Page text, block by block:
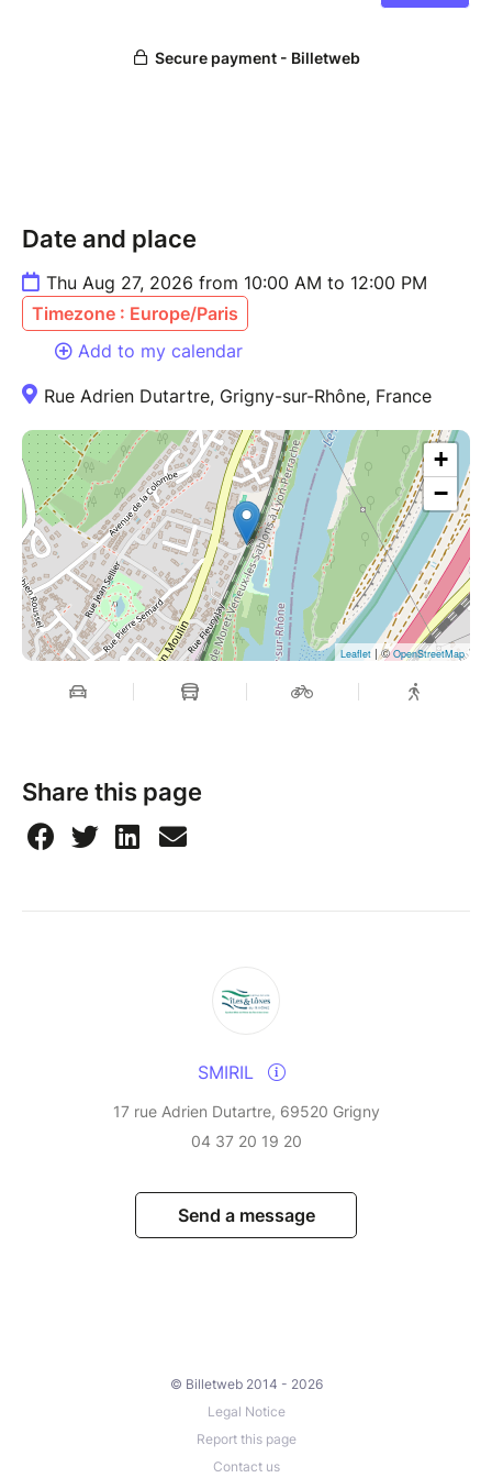
Date and place
Thu Aug 27, 2026 from 10:00 AM to 12:00 PM
Timezone : Europe/Paris
Add to my calendar
Rue Adrien Dutartre, Grigny-sur-Rhône, France
+
−
Leaflet | ©OpenStreetMap
Share this page
SMIRIL
17 rue Adrien Dutartre, 69520 Grigny
04 37 20 19 20
Send a message
© Billetweb 2014 - 2026
Legal Notice
Report this page
Contact us